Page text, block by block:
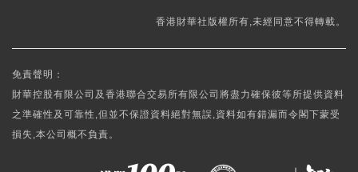
香港財華社版權所有,未經同意不得轉載。
免責聲明：
財華控股有限公司及香港聯合交易所有限公司將盡力確保彼等所提供資料
之準確性及可靠性,但並不保證資料絕對無誤,資料如有錯漏而令閣下蒙受
損失,本公司概不負責。